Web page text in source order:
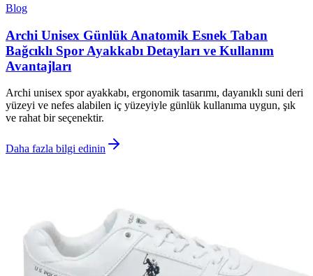
Blog
Archi Unisex Günlük Anatomik Esnek Taban
Bağcıklı Spor Ayakkabı Detayları ve Kullanım
Avantajları
Archi unisex spor ayakkabı, ergonomik tasarımı, dayanıklı suni deri
yüzeyi ve nefes alabilen iç yüzeyiyle günlük kullanıma uygun, şık
ve rahat bir seçenektir.
Daha fazla bilgi edinin